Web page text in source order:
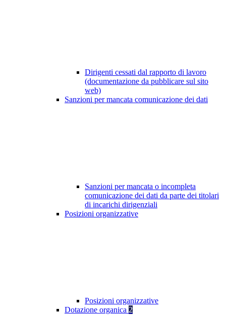
Dirigenti cessati dal rapporto di lavoro
(documentazione da pubblicare sul sito
web)
Sanzioni per mancata comunicazione dei dati
Sanzioni per mancata o incompleta
comunicazione dei dati da parte dei titolari
di incarichi dirigenziali
Posizioni organizzative
Posizioni organizzative
Dotazione organica 2